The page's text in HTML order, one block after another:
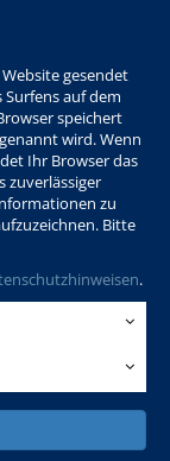
gesendet
auf dem
speichert
wird. Wenn
Ihr Browser das
zuverlässiger
zu
Bitte
.
Login
Kontakt Sitemap